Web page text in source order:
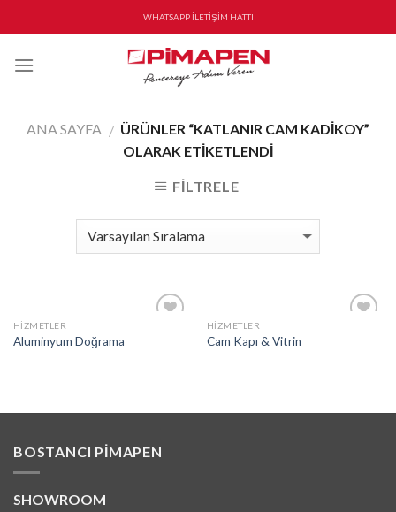
to
WHATSAPP İLETİŞİM HATTI
ANA SAYFA / ÜRÜNLER “KATLANIR CAM KADIKOY”
OLARAK ETIKETLENDI
FILTRELE
HIZMETLER
Aluminyum Doğrama
HIZMETLER
Cam Kapı & Vitrin
BOSTANCI PIMAPEN
SHOWROOM